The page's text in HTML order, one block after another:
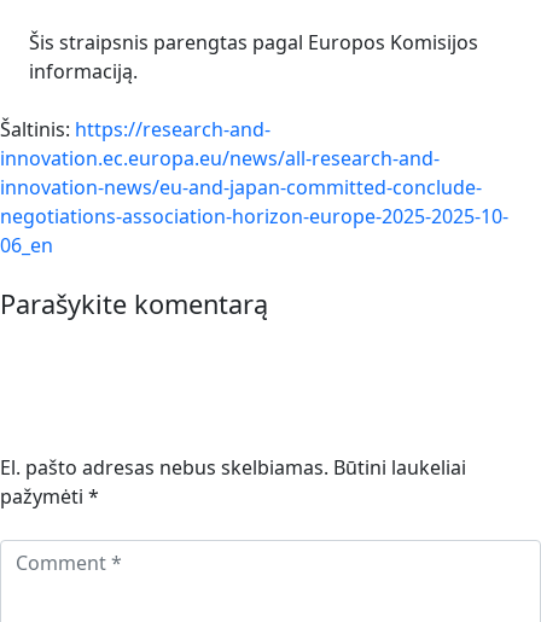
Šis straipsnis parengtas pagal Europos Komisijos
informaciją.
Šaltinis: https://research-and-
innovation.ec.europa.eu/news/all-research-and-
innovation-news/eu-and-japan-committed-conclude-
negotiations-association-horizon-europe-2025-2025-10-
06_en
Parašykite komentarą
El. pašto adresas nebus skelbiamas. Būtini laukeliai
pažymėti *